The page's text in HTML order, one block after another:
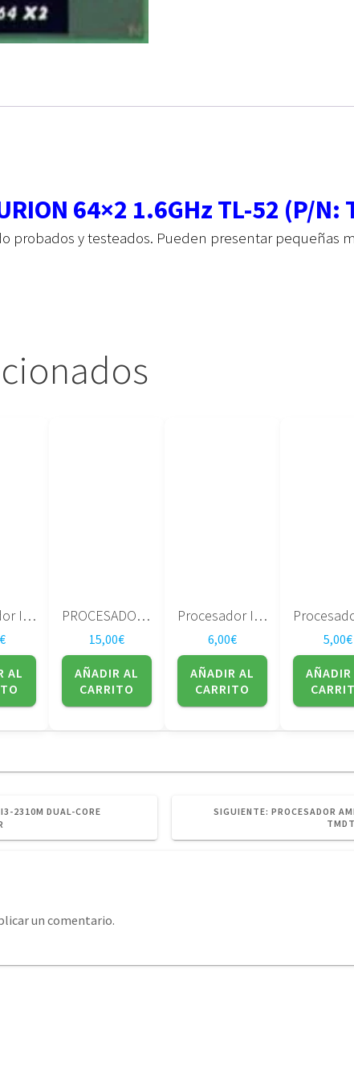
64×2 1.6GHz TL-52 (P/N:
probados y testeados. Pueden presentar pequeñas
Procesador Intel Core 2 Duo P8400 2.26 3M/1066 AW80577P8400 SLGFC
€
AL
PROCESADOR AMD Turion 64 X2 TL-58 1.9Ghz 800Mhz TMDTL58HAX5DC
15,00€
AÑADIR AL
CARRITO
Procesador Intel Pentium SLBWB – Dual-Core P6000 2 Core 2 Thread 1.867 GHz
6,00€
AÑADIR AL
CARRITO
5,00€
AÑADIR
2310M DUAL-CORE
SIGUIENTE: SIGUIENTE
PROCESADOR
un comentario.